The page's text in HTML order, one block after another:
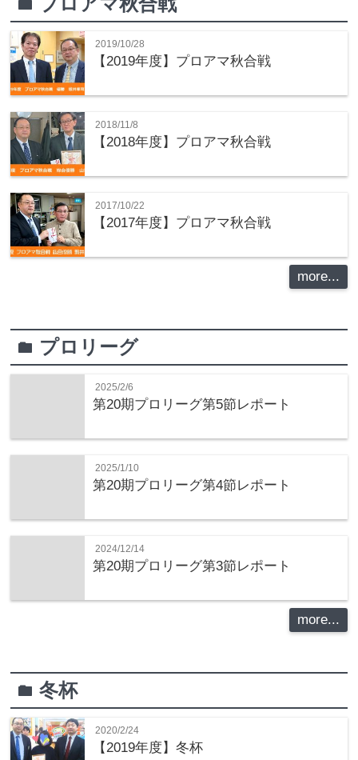
folder
2019/10/28
【2019年度】プロアマ秋合戦
2018/11/8
【2018年度】プロアマ秋合戦
2017/10/22
【2017年度】プロアマ秋合戦
more...
folder プロリーグ
2025/2/6
第20期プロリーグ第5節レポート
2025/1/10
第20期プロリーグ第4節レポート
2024/12/14
第20期プロリーグ第3節レポート
more...
folder冬杯
2020/2/24
【2019年度】冬杯